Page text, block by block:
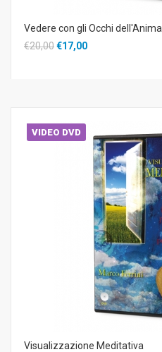
Vedere con gli Occhi dell'Anima
€20,00€17,00
VIDEO DVD
Visualizzazione Meditativa